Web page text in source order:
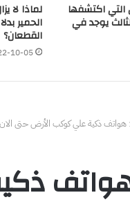
اكتشفها
يوجد في
لماذا لا
الحمير
القطعان؟
10-05